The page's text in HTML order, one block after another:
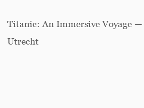
Titanic: An Immersive Voyage —
Utrecht